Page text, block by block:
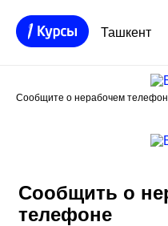
Ташкент
Сообщите о нерабочем
Сообщить о
телефоне